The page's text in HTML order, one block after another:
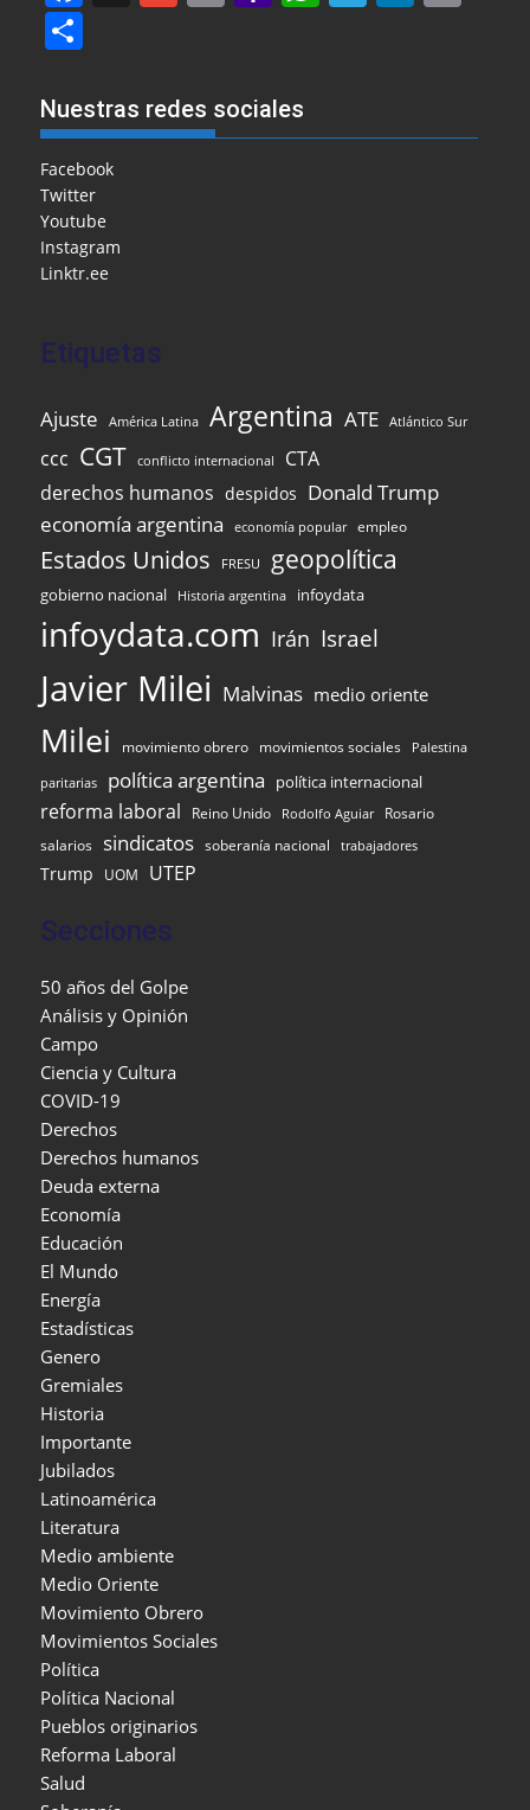
e
b
o
o
k
l l o
o A a dI
ar
e
Nuestras redes sociales
Facebook
Twitter
Youtube
Instagram
Linktr.ee
Etiquetas
Ajuste América Latina Argentina ATE Atlántico Sur
ccc CGT conflicto internacional
CTA
derechos humanos despidos Donald Trump
economía argentina
economía popular empleo
Estados Unidos FRESU geopolítica
gobierno nacional Historia argentina infoydata
infoydata.com Irán Israel
Javier Milei Malvinas medio oriente
Milei movimiento obrero movimientos sociales Palestina
paritarias política argentina política internacional
reforma laboral Reino Unido Rodolfo Aguiar Rosario
salarios sindicatos soberanía nacional trabajadores
Trump UOM UTEP
Secciones
50 años del Golpe
Análisis y Opinión
Campo
Ciencia y Cultura
COVID-19
Derechos
Derechos humanos
Deuda externa
Economía
Educación
El Mundo
Energía
Estadísticas
Genero
Gremiales
Historia
Importante
Jubilados
Latinoamérica
Literatura
Medio ambiente
Medio Oriente
Movimiento Obrero
Movimientos Sociales
Política
Política Nacional
Pueblos originarios
Reforma Laboral
Salud